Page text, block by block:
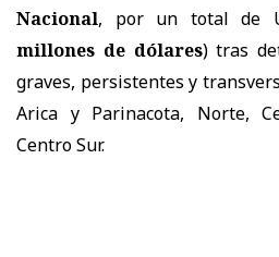
Nacional, por un total de
millones de dólares) tras
graves, persistentes y
Arica y Parinacota, Norte,
Centro Sur.